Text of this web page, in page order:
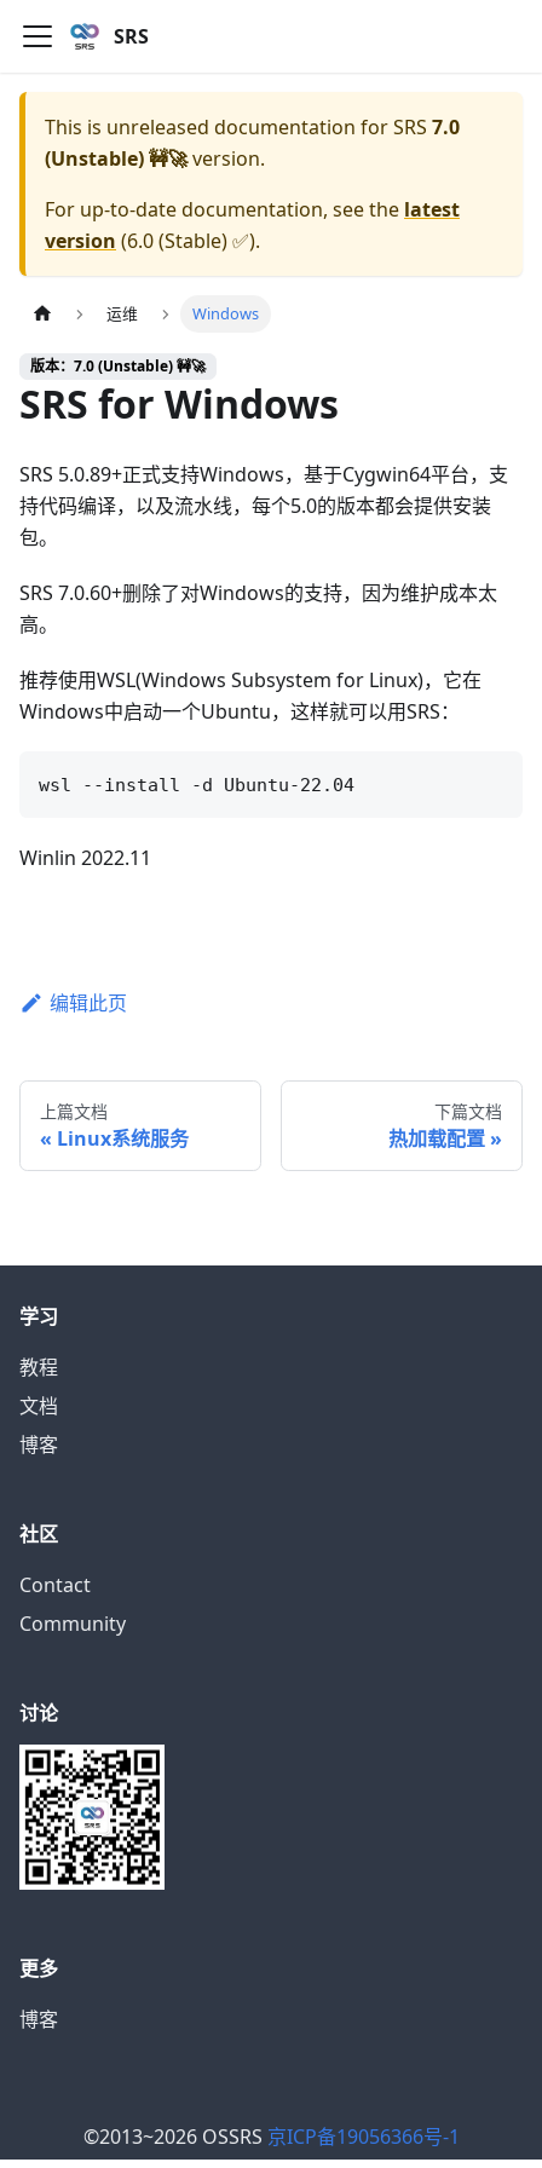
SRS
This is unreleased documentation forSRS 7.0
(Unstable) 🚧🚀version.
For up-to-date documentation, see the latest
version (6.0 (Stable) ✅).
运维 Windows
版本：7.0 (Unstable) 🚧🚀
SRS for Windows
SRS 5.0.89+正式支持Windows，基于Cygwin64平台，支
持代码编译，以及流水线，每个5.0的版本都会提供安装
包。
SRS 7.0.60+删除了对Windows的支持，因为维护成本太
高。
推荐使用WSL(Windows Subsystem for Linux)，它在
Windows中启动一个Ubuntu，这样就可以用SRS：
Winlin 2022.11
编辑此页
上篇文档
Linux系统服务
下篇文档
热加载配置
学习
教程
文档
博客
社区
Contact
Community
讨论
更多
博客
©2013~2026 OSSRS 京ICP备19056366号-1